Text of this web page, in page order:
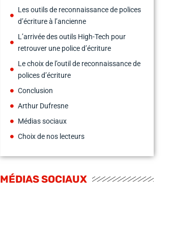
Les outils de reconnaissance de polices
d’écriture à l’ancienne
L’arrivée des outils High-Tech pour
retrouver une police d’écriture
Le choix de l’outil de reconnaissance de
polices d’écriture
Conclusion
Arthur Dufresne
Médias sociaux
Choix de nos lecteurs
MÉDIAS SOCIAUX